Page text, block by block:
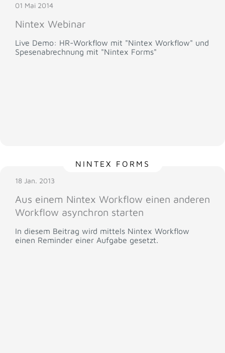
01 Mai 2014
Nintex Webinar
Live Demo: HR-Workflow mit "Nintex Workflow" und
Spesenabrechnung mit "Nintex Forms"
NINTEX FORMS
18 Jan. 2013
Aus einem Nintex Workflow einen anderen
Workflow asynchron starten
In diesem Beitrag wird mittels Nintex Workflow
einen Reminder einer Aufgabe gesetzt.